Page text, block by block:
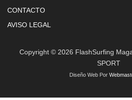
CONTACTO
AVISO LEGAL
Copyright © 2026 FlashSurfing
SPORT
Diseño Web Por